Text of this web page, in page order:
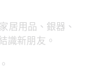
居用品、銀器、
識新朋友。